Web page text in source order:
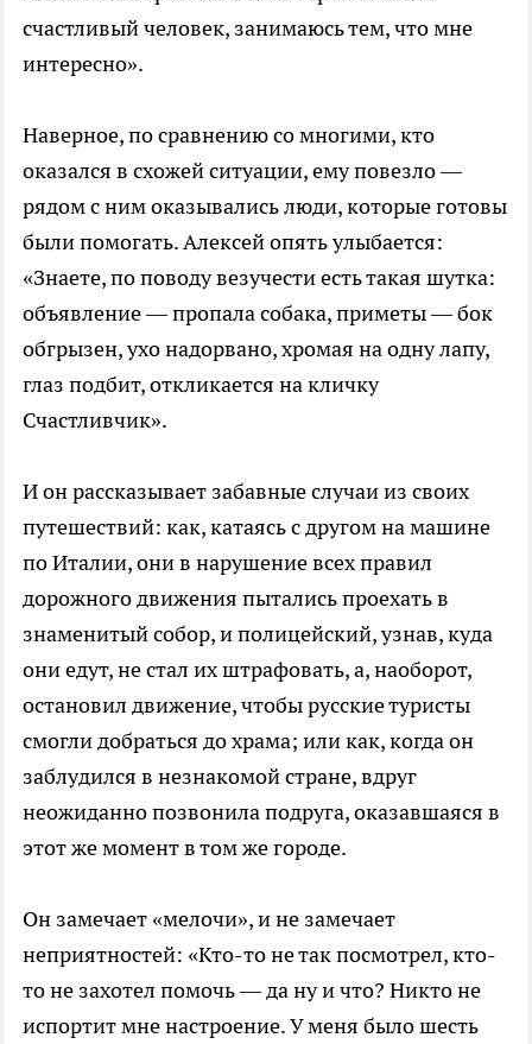
счастливый человек, занимаюсь тем, что мне
интересно».
Наверное, по сравнению со многими, кто
оказался в схожей ситуации, ему повезло —
рядом с ним оказывались люди, которые готовы
были помогать. Алексей опять улыбается:
«Знаете, по поводу везучести есть такая шутка:
объявление — пропала собака, приметы — бок
обгрызен, ухо надорвано, хромая на одну лапу,
глаз подбит, откликается на кличку
Счастливчик».
И он рассказывает забавные случаи из своих
путешествий: как, катаясь с другом на машине
по Италии, они в нарушение всех правил
дорожного движения пытались проехать в
знаменитый собор, и полицейский, узнав, куда
они едут, не стал их штрафовать, а, наоборот,
остановил движение, чтобы русские туристы
смогли добраться до храма; или как, когда он
заблудился в незнакомой стране, вдруг
неожиданно позвонила подруга, оказавшаяся в
этот же момент в том же городе.
Он замечает «мелочи», и не замечает
неприятностей: «Кто-то не так посмотрел, кто-
то не захотел помочь — да ну и что? Никто не
испортит мне настроение. У меня было шесть